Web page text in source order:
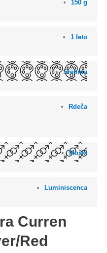
150 g
1 leto
Srebrna
Rdeča
Moški
Luminiscenca
Curren
Red